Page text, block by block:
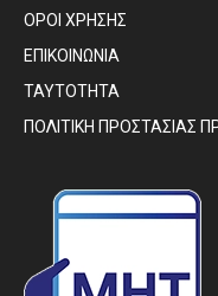
ΟΡΟΙ ΧΡΗΣΗΣ
ΕΠΙΚΟΙΝΩΝΙΑ
ΤΑΥΤΟΤΗΤΑ
ΠΟΛΙΤΙΚΗ ΠΡΟΣΤΑΣΙΑΣ